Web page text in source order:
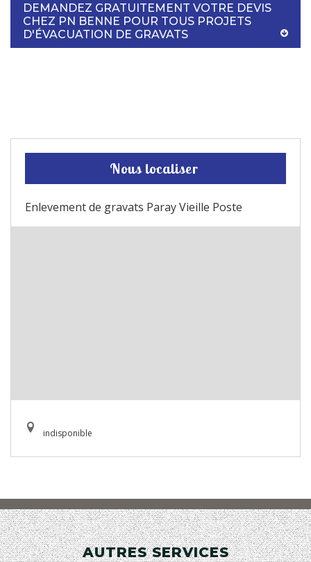
DEMANDEZ GRATUITEMENT VOTRE DEVIS
CHEZ PN BENNE POUR TOUS PROJETS
D'ÉVACUATION DE GRAVATS
Nous localiser
Enlevement de gravats Paray Vieille Poste
indisponible
AUTRES SERVICES